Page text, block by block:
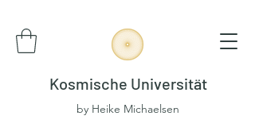
Kosmische Universität
by Heike Michaelsen